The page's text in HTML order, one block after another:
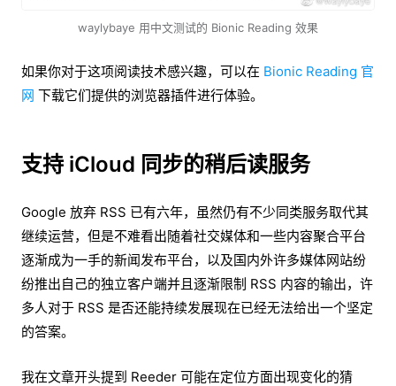
waylybaye 用中文测试的 Bionic Reading 效果
如果你对于这项阅读技术感兴趣，可以在 Bionic Reading 官
网 下载它们提供的浏览器插件进行体验。
支持 iCloud 同步的稍后读服务
Google 放弃 RSS 已有六年，虽然仍有不少同类服务取代其
继续运营，但是不难看出随着社交媒体和一些内容聚合平台
逐渐成为一手的新闻发布平台，以及国内外许多媒体网站纷
纷推出自己的独立客户端并且逐渐限制 RSS 内容的输出，许
多人对于 RSS 是否还能持续发展现在已经无法给出一个坚定
的答案。
我在文章开头提到 Reeder 可能在定位方面出现变化的猜